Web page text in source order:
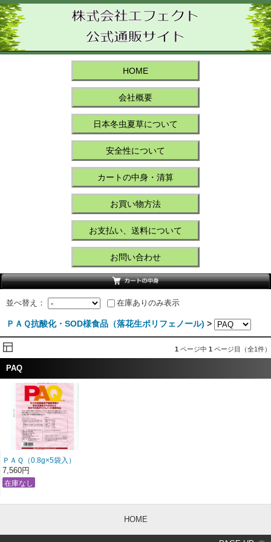
HOME
会社概要
日本冬虫夏草について
安全性について
カートの中身・清算
お買い物方法
お支払い、送料について
お問い合わせ
並べ替え： 在庫ありのみ表示
ＰＡＱ抗酸化・SOD様食品（落花生ポリフェノール) >
1 ページ中 1 ページ目（全1件）
PAQ
ＰＡＱ（0.8g×5袋入）
7,560円
HOME